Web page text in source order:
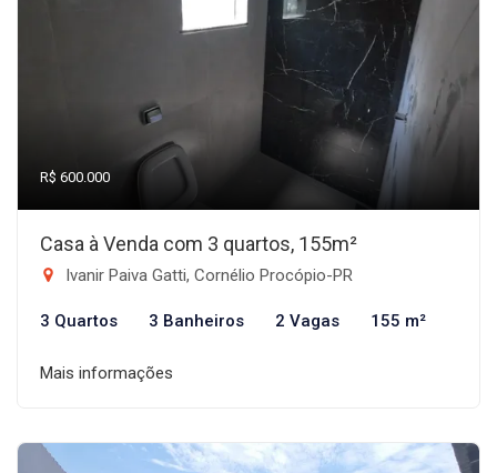
R$ 600.000
Casa à Venda com 3 quartos, 155m²
Ivanir Paiva Gatti, Cornélio Procópio-PR
3 Quartos 3 Banheiros 2 Vagas 155 m²
Mais informações